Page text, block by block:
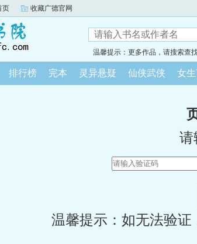
页 收藏广德官网
温馨提示：更多作品，请搜索查
排行榜 完本 灵异悬疑 仙侠武侠 女
请
温馨提示：如无法验证